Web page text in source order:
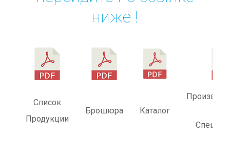
ниже !
Список
Продукции
Брошюра Каталог